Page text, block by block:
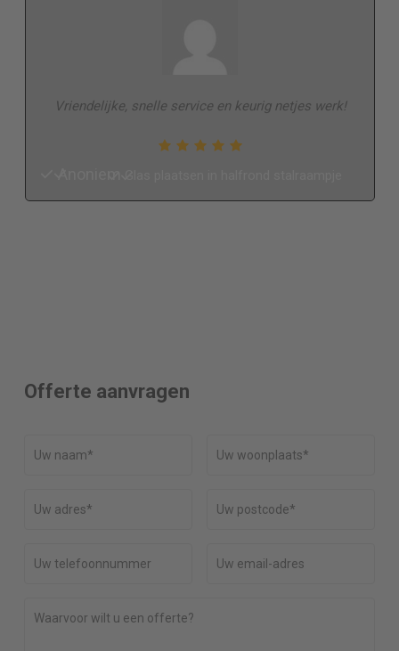
Vriendelijke, snelle service en keurig netjes werk!
Offerte aanvragen